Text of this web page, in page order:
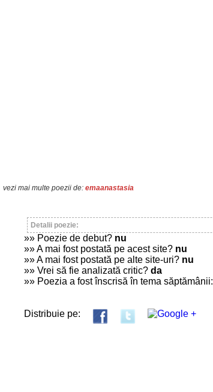
vezi mai multe poezii de: emaanastasia
Detalii poezie:
»» Poezie de debut? nu
»» A mai fost postată pe acest site? nu
»» A mai fost postată pe alte site-uri? nu
»» Vrei să fie analizată critic? da
»» Poezia a fost înscrisă în tema săptămânii:
Distribuie pe: